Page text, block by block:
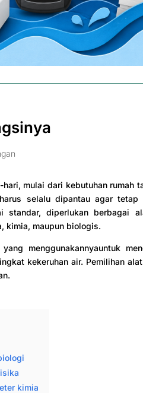
mulai dari kebutuhan rumah
selalu dipantau agar tetap
standar, diperlukan berbagai
kimia, maupun biologis.
menggunakannyauntuk
kekeruhan air. Pemilihan
kimia